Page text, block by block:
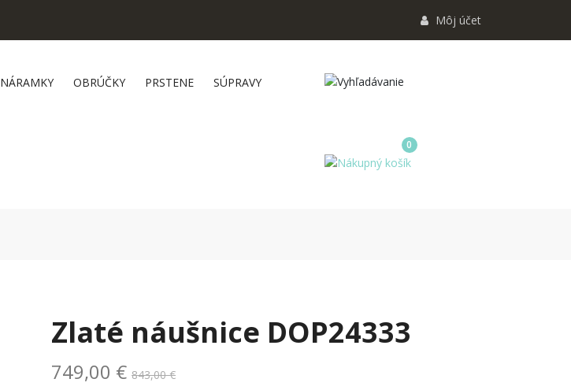
Môj účet
NÁRAMKY OBRÚČKY PRSTENE SÚPRAVY
0
Zlaté náušnice DOP24333
749,00 € 843,00 €